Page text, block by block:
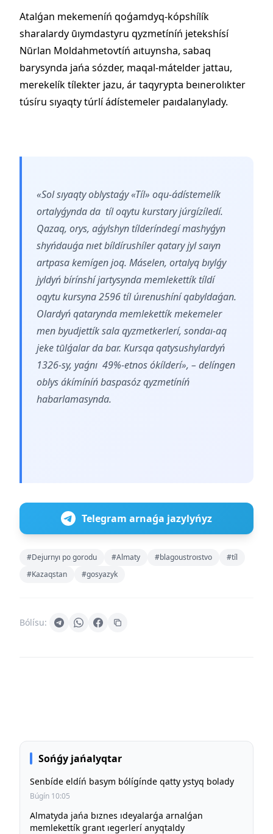
Atalǵan mekemeníń qoǵamdyq-kópshílík
sharalardy ūıymdastyru qyzmetíníń jetekshísí
Nūrlan Moldahmetovtíń aıtuynsha, sabaq
barysynda jańa sózder, maqal-mátelder jattau,
merekelík tílekter jazu, ár taqyrypta beınerolıkter
túsíru sıyaqty túrlí ádístemeler paıdalanylady.
«Sol sıyaqty oblystaǵy «Tíl» oqu-ádístemelík
ortalyǵynda da tíl oqytu kurstary júrgízíledí.
Qazaq, orys, aǵylshyn tílderíndegí mashyǵyn
shyńdauǵa nıet bíldírushíler qatary jyl saıyn
artpasa kemígen joq. Máselen, ortalyq bıylǵy
jyldyń bírínshí jartysynda memlekettík tíldí
oqytu kursyna 2596 tíl úırenushíní qabyldaǵan.
Olardyń qatarynda memlekettík mekemeler
men byudjettík sala qyzmetkerlerí, sondaı-aq
jeke tūlǵalar da bar. Kursqa qatysushylardyń
1326-sy, yaǵnı 49%-etnos ókílderí», – delíngen
oblys ákímíníń baspasóz qyzmetíníń
habarlamasynda.
Telegram arnaǵa jazylyńyz
#Dejurnyı po gorodu #Almaty #blagoustroıstvo
#tíl
#Kazaqstan
#gosyazyk
Bólísu:
Sońǵy jańalyqtar
Senbíde eldíń basym bólígínde qatty ystyq bolady
Búgín 10:05
Almatyda jańa bıznes ıdeyalarǵa arnalǵan
memlekettík grant ıegerlerí anyqtaldy